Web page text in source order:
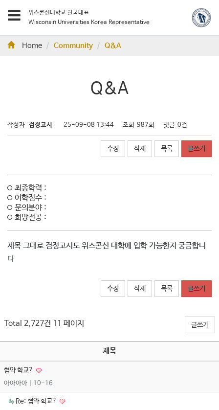
위스콘신대학교 한국대표
Wisconsin Universities Korea Representative
Home Community Q&A
Q&A
작성자 검정고시 25-09-08 13:44 조회 987회 댓글 0건
수정 삭제 목록 글쓰기
최종학력 :
어학점수 :
문의분야 :
희망전공 :
제목 그대로 검정고시도 위스콘신 대학에 입학 가능한지 궁금합니
다
수정 삭제 목록 글쓰기
Total 2,727건 11 페이지 글쓰기
제목
협약 학교?
아아아아 | 10-16
Re: 협약 학교?